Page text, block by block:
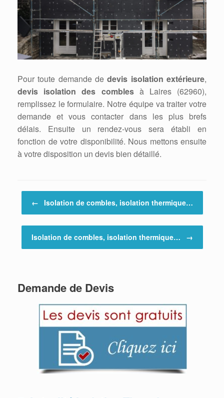
Pour toute demande dedevis isolation extérieure,
devis isolation des comblesà Laires (62960),
remplissez le formulaire. Notre équipe va traiter votre
demande et vous contacter dans les plus brefs
délais. Ensuite un rendez-vous sera établi en
fonction de votre disponibilité. Nous mettons ensuite
à votre disposition un devis bien détaillé.
Post navigation
← Isolation de combles, isolation thermique…
Isolation de combles, isolation thermique… →
Demande de Devis